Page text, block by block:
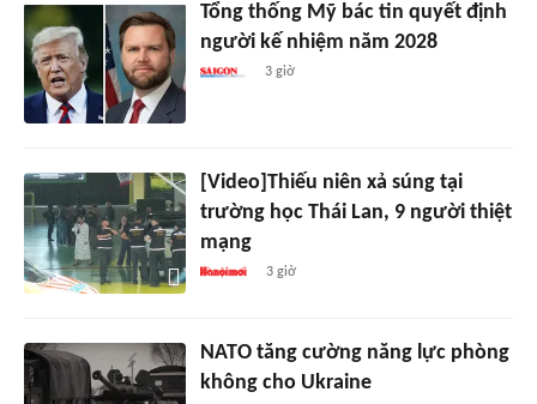
Tổng thống Mỹ bác tin quyết định
người kế nhiệm năm 2028
3 giờ
[Video]Thiếu niên xả súng tại
trường học Thái Lan, 9 người thiệt
mạng
3 giờ
NATO tăng cường năng lực phòng
không cho Ukraine